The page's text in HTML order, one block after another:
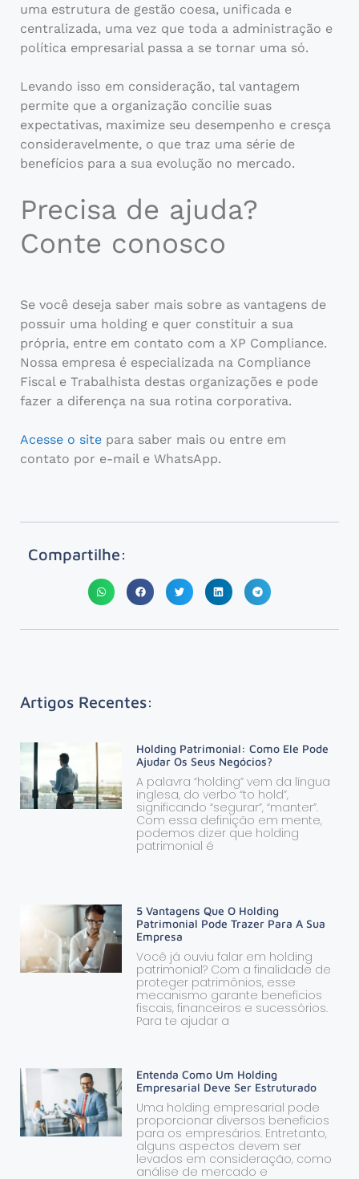
uma estrutura de gestão coesa, unificada e
centralizada, uma vez que toda a administração e
política empresarial passa a se tornar uma só.
Levando isso em consideração, tal vantagem
permite que a organização concilie suas
expectativas, maximize seu desempenho e cresça
consideravelmente, o que traz uma série de
benefícios para a sua evolução no mercado.
Precisa de ajuda?
Conte conosco
Se você deseja saber mais sobre as vantagens de
possuir uma holding e quer constituir a sua
própria, entre em contato com a XP Compliance.
Nossa empresa é especializada na Compliance
Fiscal e Trabalhista destas organizações e pode
fazer a diferença na sua rotina corporativa.
Acesse o site para saber mais ou entre em
contato por e-mail e WhatsApp.
Compartilhe:
Artigos Recentes:
Holding Patrimonial: Como Ele Pode
Ajudar Os Seus Negócios?
A palavra “holding” vem da língua
inglesa, do verbo “to hold”,
significando “segurar”, “manter”.
Com essa definição em mente,
podemos dizer que holding
patrimonial é
5 Vantagens Que O Holding
Patrimonial Pode Trazer Para A Sua
Empresa
Você já ouviu falar em holding
patrimonial? Com a finalidade de
proteger patrimônios, esse
mecanismo garante benefícios
fiscais, financeiros e sucessórios.
Para te ajudar a
Entenda Como Um Holding
Empresarial Deve Ser Estruturado
Uma holding empresarial pode
proporcionar diversos benefícios
para os empresários. Entretanto,
alguns aspectos devem ser
levados em consideração, como
análise de mercado e